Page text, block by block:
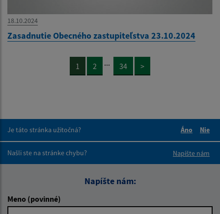
18.10.2024
Zasadnutie Obecného zastupiteľstva 23.10.2024
1 2 ... 34 >
Je táto stránka užitočná?
Áno
Nie
Našli ste na stránke chybu?
Napíšte nám
Napíšte nám:
Meno (povinné)